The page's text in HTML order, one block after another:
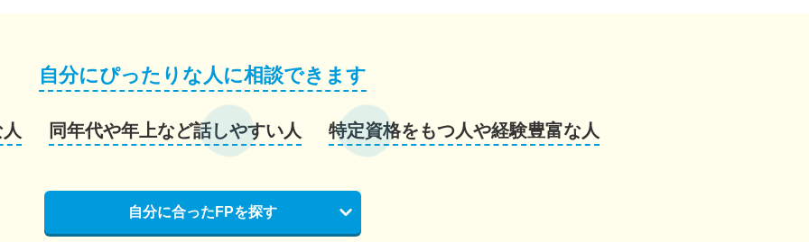
自分にぴったりな人に相談できます
同年代や年上など話しやすい人 特定資格をもつ人や経験豊富な人
自分に合ったFPを探す